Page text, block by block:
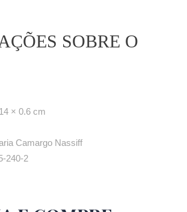
SOBRE O
× 0.6 cm
Camargo Nassiff
240-2